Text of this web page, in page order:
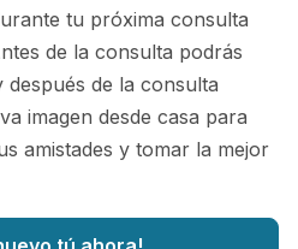
tu próxima consulta
de la consulta podrás
de la consulta
imagen desde casa para
amistades y tomar la mejor